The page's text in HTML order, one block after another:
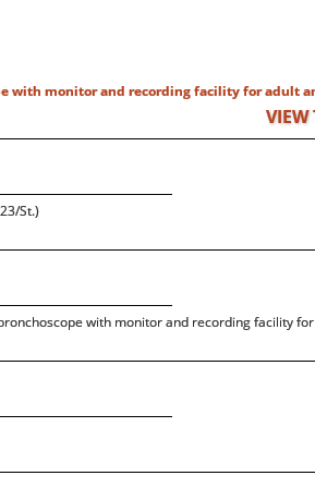
with monitor and recording facility for adult
VIEW
St.)
with monitor and recording facility